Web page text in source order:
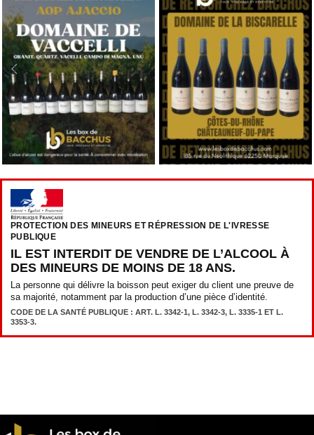
PROTECTION DES MINEURS ET RÉPRESSION DE L'IVRESSE
PUBLIQUE
IL EST INTERDIT DE VENDRE DE L’ALCOOL À
DES MINEURS DE MOINS DE 18 ANS.
La personne qui délivre la boisson peut exiger du client une preuve de
sa majorité, notamment par la production d’une pièce d’identité.
CODE DE LA SANTÉ PUBLIQUE : ART. L. 3342-1, L. 3342-3, L. 3335-1 ET L.
3353-3.